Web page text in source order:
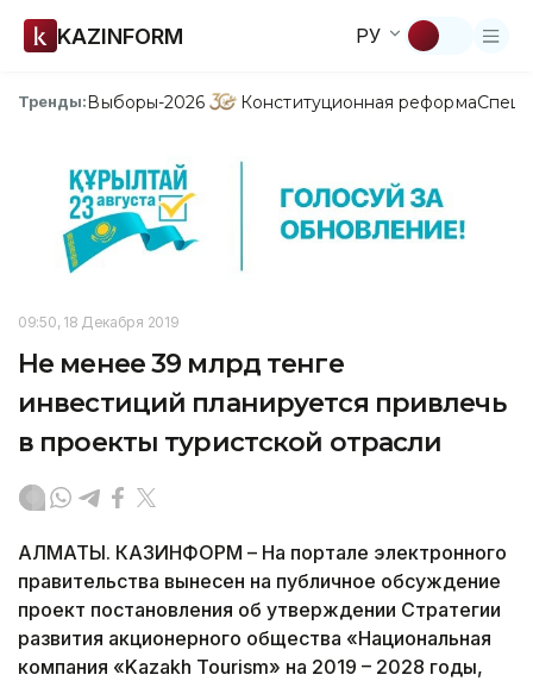
KAZINFORM РУ
Тренды:Выборы-2026 Конституционная реформа
09:50, 18 Декабря 2019
Не менее 39 млрд тенге
инвестиций планируется привлечь
в проекты туристской отрасли
АЛМАТЫ. КАЗИНФОРМ – На портале электронного
правительства вынесен на публичное обсуждение
проект постановления об утверждении Стратегии
развития акционерного общества «Национальная
компания «Kazakh Tourism» на 2019 – 2028 годы,